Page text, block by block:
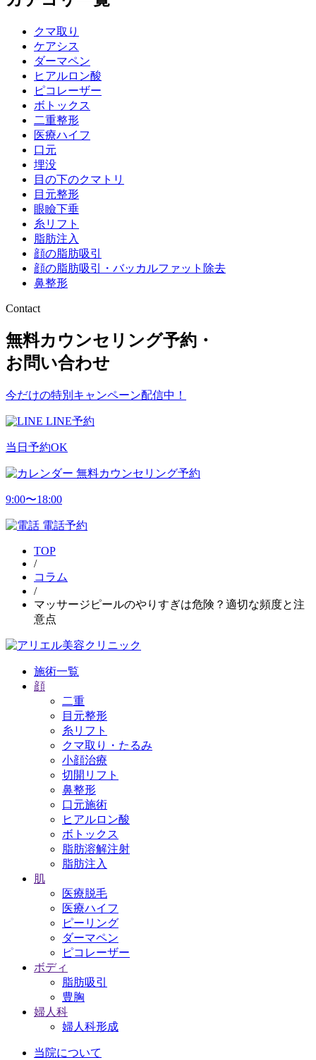
クマ取り
ケアシス
ダーマペン
ヒアルロン酸
ピコレーザー
ボトックス
二重整形
医療ハイフ
口元
埋没
目の下のクマトリ
目元整形
眼瞼下垂
糸リフト
脂肪注入
顔の脂肪吸引
顔の脂肪吸引・バッカルファット除去
鼻整形
Contact
無料カウンセリング予約・
お問い合わせ
今だけの特別キャンペーン配信中！
LINE予約
当日予約OK
無料カウンセリング予約
9:00〜18:00
電話予約
TOP
/
コラム
/
マッサージピールのやりすぎは危険？適切な頻度と注
意点
施術一覧
顔
二重
目元整形
糸リフト
クマ取り・たるみ
小顔治療
切開リフト
鼻整形
口元施術
ヒアルロン酸
ボトックス
脂肪溶解注射
脂肪注入
肌
医療脱毛
医療ハイフ
ピーリング
ダーマペン
ピコレーザー
ボディ
脂肪吸引
豊胸
婦人科
婦人科形成
当院について